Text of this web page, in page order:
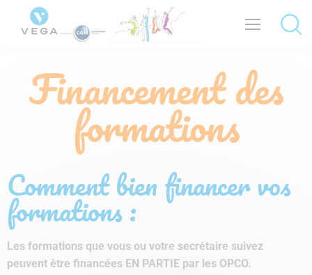
Financement des
formations
Comment bien financer vos
formations :
Les formations que vous ou votre secrétaire suivez
peuvent être financées EN PARTIE par les OPCO.